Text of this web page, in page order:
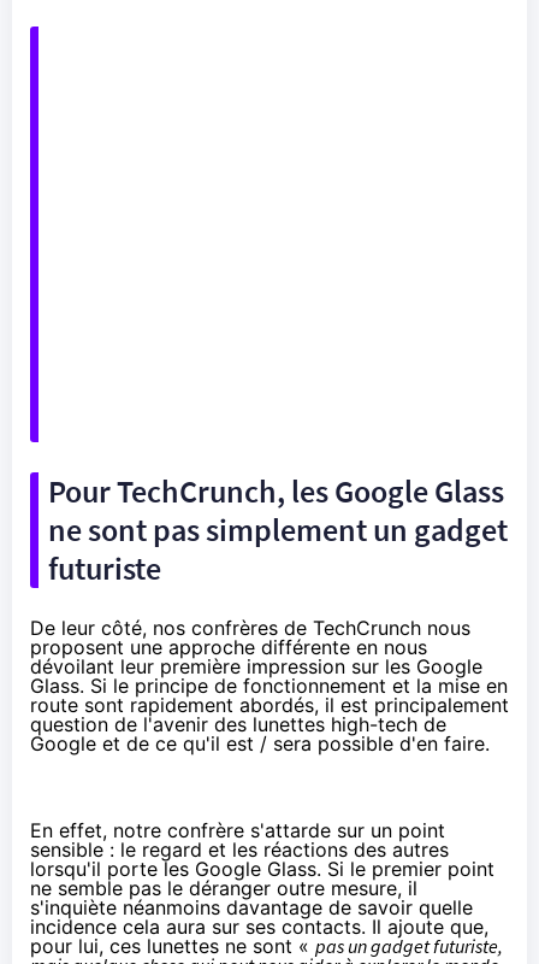
Pour TechCrunch, les Google Glass
ne sont pas simplement un gadget
futuriste
De leur côté, nos confrères de TechCrunch nous
proposent une approche différente en nous
dévoilant leur première impression sur les Google
Glass. Si le principe de fonctionnement et la mise en
route sont rapidement abordés, il est principalement
question de l'avenir des lunettes high-tech de
Google et de ce qu'il est / sera possible d'en faire.
En effet, notre confrère s'attarde sur un point
sensible : le regard et les réactions des autres
lorsqu'il porte les Google Glass. Si le premier point
ne semble pas le déranger outre mesure, il
s'inquiète néanmoins davantage de savoir quelle
incidence cela aura sur ses contacts. Il ajoute que,
pour lui, ces lunettes ne sont « pas un gadget futuriste,